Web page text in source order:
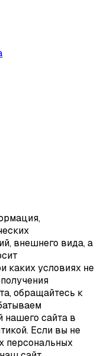
внешнего вида, а
каких условиях не
обращайтесь к
нашего сайта в
Если вы не
персональных